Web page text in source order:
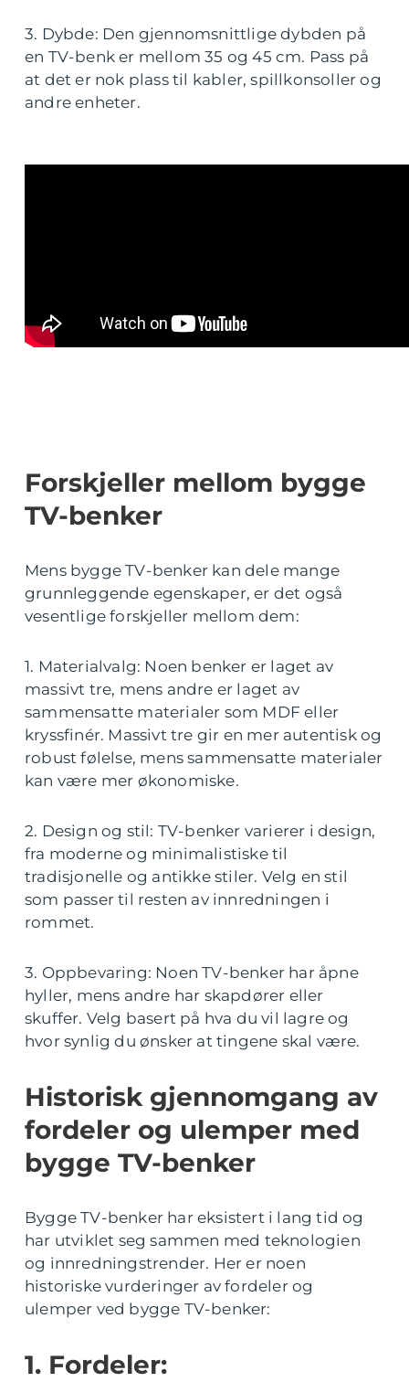
3. Dybde: Den gjennomsnittlige dybden på
en TV-benk er mellom 35 og 45 cm. Pass på
at det er nok plass til kabler, spillkonsoller og
andre enheter.
Forskjeller mellom bygge
TV-benker
Mens bygge TV-benker kan dele mange
grunnleggende egenskaper, er det også
vesentlige forskjeller mellom dem:
1. Materialvalg: Noen benker er laget av
massivt tre, mens andre er laget av
sammensatte materialer som MDF eller
kryssfinér. Massivt tre gir en mer autentisk og
robust følelse, mens sammensatte materialer
kan være mer økonomiske.
2. Design og stil: TV-benker varierer i design,
fra moderne og minimalistiske til
tradisjonelle og antikke stiler. Velg en stil
som passer til resten av innredningen i
rommet.
3. Oppbevaring: Noen TV-benker har åpne
hyller, mens andre har skapdører eller
skuffer. Velg basert på hva du vil lagre og
hvor synlig du ønsker at tingene skal være.
Historisk gjennomgang av
fordeler og ulemper med
bygge TV-benker
Bygge TV-benker har eksistert i lang tid og
har utviklet seg sammen med teknologien
og innredningstrender. Her er noen
historiske vurderinger av fordeler og
ulemper ved bygge TV-benker:
1. Fordeler: